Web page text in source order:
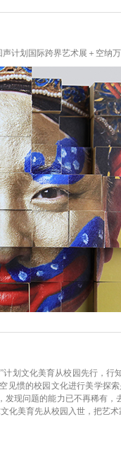
声计划国际跨界艺术展＋空纳
计划文化美育从校园先行，
见惯的校园文化进行美学
现问题的能力已不再稀有
化美育先从校园入世，把艺